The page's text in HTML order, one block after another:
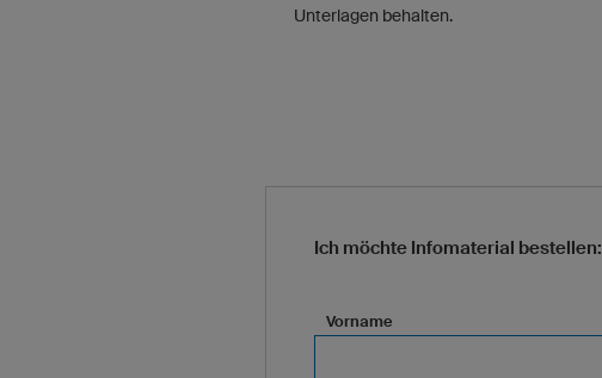
Unterlagen behalten.
Ich möchte Infomaterial bestellen:
Vorname